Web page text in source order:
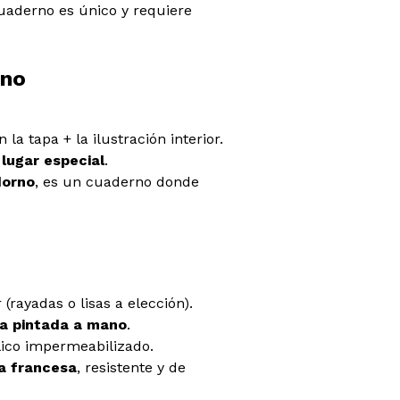
es único y requiere
la tapa + la ilustración interior.
especial.
, es un cuaderno donde
o lisas a elección).
pintada a mano.
impermeabilizado.
francesa, resistente y de